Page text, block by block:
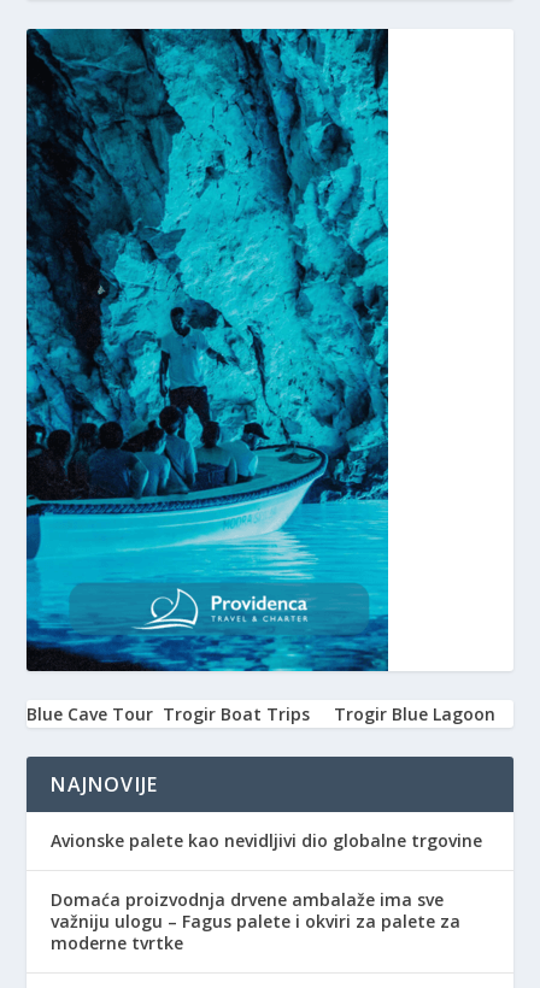
Blue Cave Tour Trogir Boat Trips Trogir Blue Lagoon
NAJNOVIJE
Avionske palete kao nevidljivi dio globalne trgovine
Domaća proizvodnja drvene ambalaže ima sve
važniju ulogu – Fagus palete i okviri za palete za
moderne tvrtke